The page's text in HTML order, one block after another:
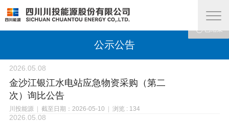
公示公告
2026.05.08
金沙江银江水电站应急物资采购（第二
次）询比公告
川投能源 截至日期：2026-05-10 浏览 : 134
已结束
2026.05.08
已结束
已结束
已结束
已结束
已结束
已结束
已结束
已结束
已结束